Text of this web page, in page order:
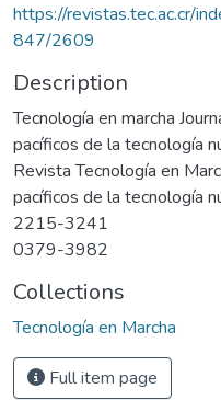
https://revistas.tec.ac.cr/
847/2609
Description
Tecnología en marcha
pacíficos de la tecnología
Revista Tecnología en
pacíficos de la tecnología
2215-3241
0379-3982
Collections
Tecnología en Marcha
Full item page